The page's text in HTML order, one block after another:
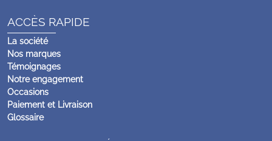
ACCÈS RAPIDE
La société
Nos marques
Témoignages
Notre engagement
Occasions
Paiement et Livraison
Glossaire